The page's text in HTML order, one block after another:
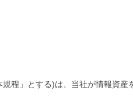
程」とする)は、当社が情報資